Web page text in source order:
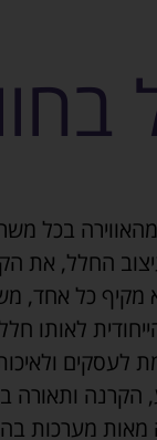
בכל
החלל, את
מקיף כל אחד,
לאותו
לעסקים
ותאורה
מערכות